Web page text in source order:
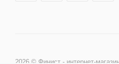
2026 © Финист - интернет-